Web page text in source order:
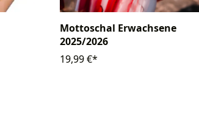
Mottoschal Erwachsene
2025/2026
19,99 €*